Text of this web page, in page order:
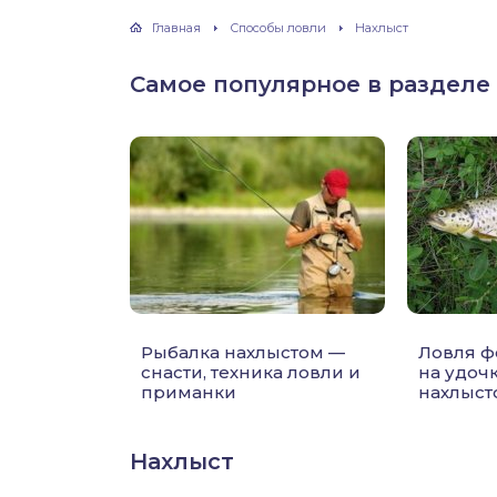
Главная Способы ловли Нахлыст
Самое популярное в разделе
Рыбалка нахлыстом —
снасти, техника ловли и
приманки
Ловля
на
Нахлыст